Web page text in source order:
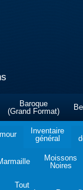
Baroque
(Grand Format)
Inventaire
général
Moissons
Noires
Tout